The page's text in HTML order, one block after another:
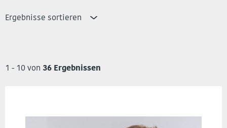
Ergebnisse sortieren
1 - 10 von 36 Ergebnissen